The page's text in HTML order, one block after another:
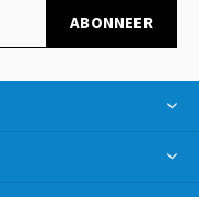
ABONNEER